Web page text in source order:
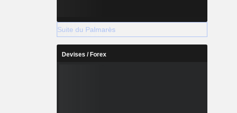
Suite du Palmarès
Devises / Forex